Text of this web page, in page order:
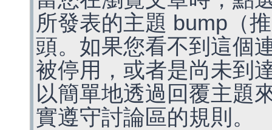
所發表的主題 bump（
頭。如果您看不到這個
被停用，或者是尚未到
以簡單地透過回覆主題
實遵守討論區的規則。